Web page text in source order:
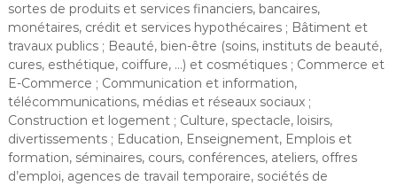
sortes de produits et services financiers, bancaires,
monétaires, crédit et services hypothécaires ; Bâtiment et
travaux publics ; Beauté, bien-être (soins, instituts de beauté,
cures, esthétique, coiffure, …) et cosmétiques ; Commerce et
E-Commerce ; Communication et information,
télécommunications, médias et réseaux sociaux ;
Construction et logement ; Culture, spectacle, loisirs,
divertissements ; Education, Enseignement, Emplois et
formation, séminaires, cours, conférences, ateliers, offres
d’emploi, agences de travail temporaire, sociétés de